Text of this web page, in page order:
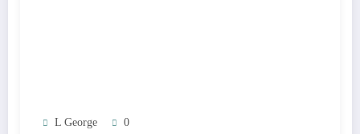
L George 0